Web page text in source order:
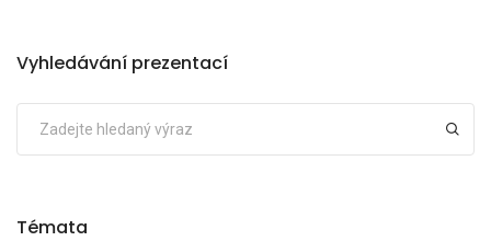
Vyhledávání prezentací
Témata